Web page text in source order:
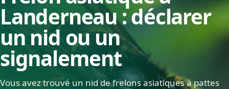
Landerneau : déclarer
un nid ou un
signalement
Vous avez trouvé un nid de frelons asiatiques à pattes